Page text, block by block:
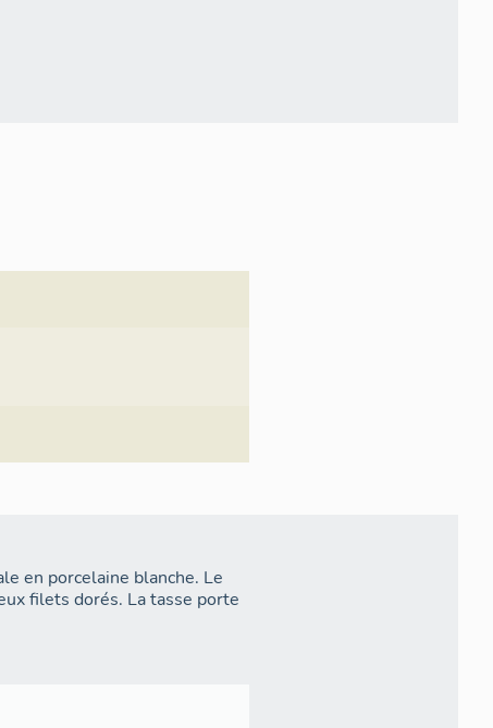
en porcelaine blanche. Le
filets dorés. La tasse porte